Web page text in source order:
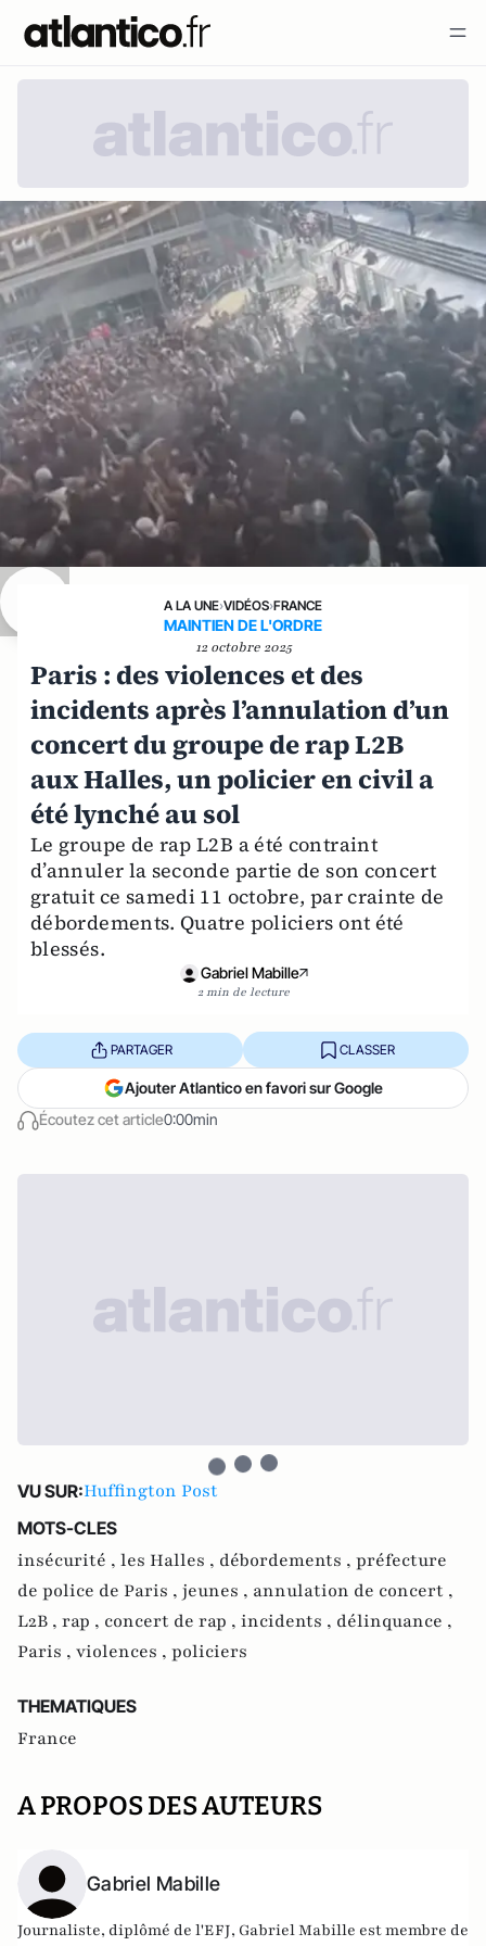
A LA UNE›VIDÉOS›FRANCE
MAINTIEN DE L'ORDRE
12 octobre 2025
Paris : des violences et des
incidents après l’annulation d’un
concert du groupe de rap L2B
aux Halles, un policier en civil a
été lynché au sol
Le groupe de rap L2B a été contraint
d’annuler la seconde partie de son concert
gratuit ce samedi 11 octobre, par crainte de
débordements. Quatre policiers ont été
blessés.
Gabriel Mabille
2 min de lecture
Écoutez cet article0:00min
PARTAGER CLASSER
Ajouter Atlantico en favori sur Google
VU SUR:Huffington Post
MOTS-CLES
insécurité , les Halles , débordements , préfecture
de police de Paris , jeunes , annulation de concert ,
L2B , rap , concert de rap , incidents , délinquance ,
Paris , violences , policiers
THEMATIQUES
France
A PROPOS DES AUTEURS
Gabriel Mabille
Journaliste, diplômé de l'EFJ, Gabriel Mabille est membre de